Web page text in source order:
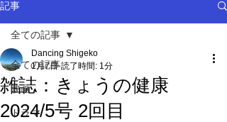
記事
全ての記事
映画
ドラマ
全ての記事
雑誌：きょうの健康
2024/5号 2回目
Dancing Shigeko
1月7日 読了時間: 1分